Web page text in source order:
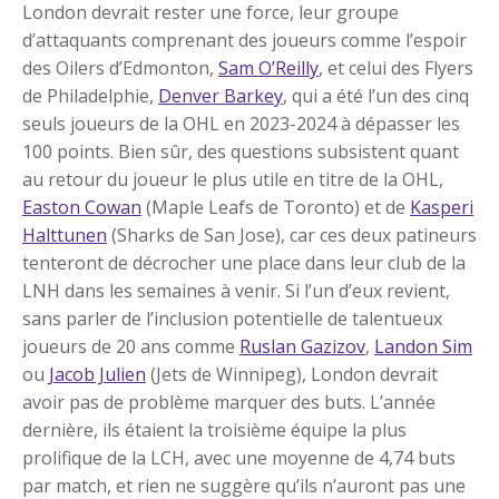
London devrait rester une force, leur groupe
d’attaquants comprenant des joueurs comme l’espoir
des Oilers d’Edmonton, Sam O’Reilly, et celui des Flyers
de Philadelphie, Denver Barkey, qui a été l’un des cinq
seuls joueurs de la OHL en 2023-2024 à dépasser les
100 points. Bien sûr, des questions subsistent quant
au retour du joueur le plus utile en titre de la OHL,
Easton Cowan (Maple Leafs de Toronto) et de Kasperi
Halttunen (Sharks de San Jose), car ces deux patineurs
tenteront de décrocher une place dans leur club de la
LNH dans les semaines à venir. Si l’un d’eux revient,
sans parler de l’inclusion potentielle de talentueux
joueurs de 20 ans comme Ruslan Gazizov, Landon Sim
ou Jacob Julien (Jets de Winnipeg), London devrait
avoir pas de problème marquer des buts. L’année
dernière, ils étaient la troisième équipe la plus
prolifique de la LCH, avec une moyenne de 4,74 buts
par match, et rien ne suggère qu’ils n’auront pas une